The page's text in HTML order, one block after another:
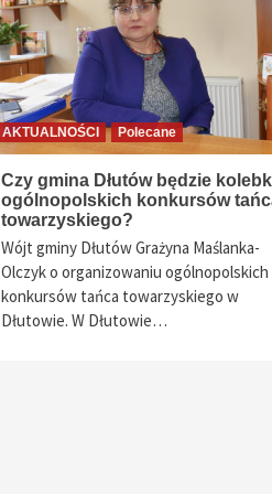
AKTUALNOŚCI Polecane
Czy gmina Dłutów będzie
ogólnopolskich konkursów
towarzyskiego?
Wójt gminy Dłutów Grażyna Maślanka-
Olczyk o organizowaniu ogólnopolskich
konkursów tańca towarzyskiego w
Dłutowie. W Dłutowie…